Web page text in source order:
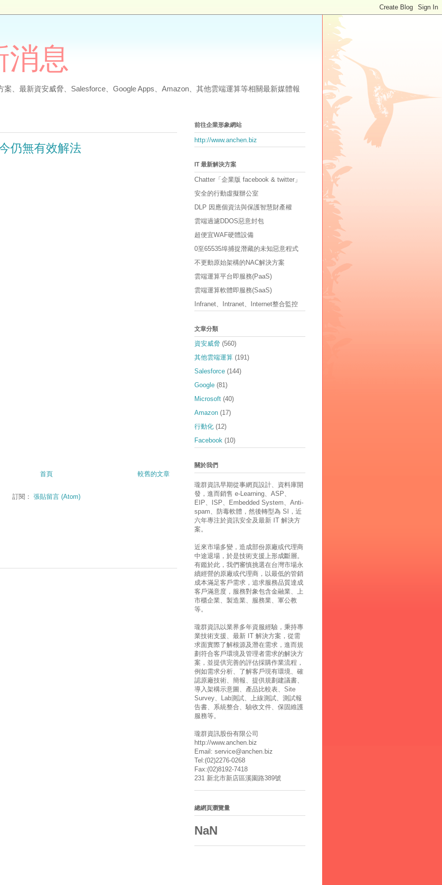
消息
案、最新資安威脅、Salesforce、Google Apps、Amazon、其他雲端運算等相關最新媒體報
仍無有效解法
較舊的文章
首頁
訂閱： 張貼留言 (Atom)
前往企業形象網站
http://www.anchen.biz
IT 最新解決方案
Chatter「企業版 facebook & twitter」
安全的行動虛擬辦公室
DLP 因應個資法與保護智慧財產權
雲端過濾DDOS惡意封包
超便宜WAF硬體設備
0至65535埠捕捉潛藏的未知惡意程式
不更動原始架構的NAC解決方案
雲端運算平台即服務(PaaS)
雲端運算軟體即服務(SaaS)
Infranet、Intranet、Internet整合監控
文章分類
資安威脅 (560)
其他雲端運算 (191)
Salesforce (144)
Google (81)
Microsoft (40)
Amazon (17)
行動化 (12)
Facebook (10)
關於我們
瓏群資訊早期從事網頁設計、資料庫開
發，進而銷售 e-Learning、ASP、
EIP、ISP、Embedded System、Anti-
spam、防毒軟體，然後轉型為 SI，近
六年專注於資訊安全及最新 IT 解決方
案。
近來市場多變，造成部份原廠或代理商
中途退場，於是技術支援上形成斷層。
有鑑於此，我們審慎挑選在台灣市場永
續經營的原廠或代理商，以最低的管銷
成本滿足客戶需求，追求服務品質達成
客戶滿意度，服務對象包含金融業、上
市櫃企業、製造業、服務業、軍公教
等。
瓏群資訊以業界多年資服經驗，秉持專
業技術支援、最新 IT 解決方案，從需
求面實際了解根源及潛在需求，進而規
劃符合客戶環境及管理者需求的解決方
案，並提供完善的評估採購作業流程，
例如需求分析、了解客戶現有環境、確
認原廠技術、簡報、提供規劃建議書、
導入架構示意圖、產品比較表、Site
Survey、Lab測試、上線測試、測試報
告書、系統整合、驗收文件、保固維護
服務等。
瓏群資訊股份有限公司
http://www.anchen.biz
Email: service@anchen.biz
Tel:(02)2276-0268
Fax:(02)8192-7418
231 新北市新店區溪園路389號
總網頁瀏覽量
NaN